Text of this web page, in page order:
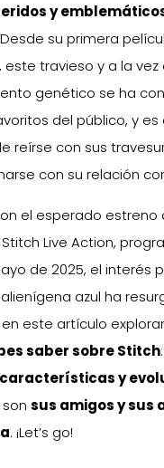
y
su primera
este travieso y a la
genético se ha
del público, y es
reírse con sus
con su relación
el esperado estreno
Live Action,
de 2025, el interés
azul ha
en este artículo
saber sobre Stitch
y
sus amigos y sus
. ¡Let’s go!